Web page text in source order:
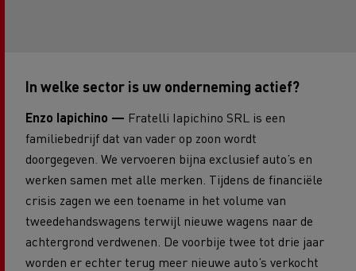
In welke sector is uw onderneming actief?
Enzo Iapichino — Fratelli Iapichino SRL is een
familiebedrijf dat van vader op zoon wordt
doorgegeven. We vervoeren bijna exclusief auto’s en
werken samen met alle merken. Tijdens de financiële
crisis zagen we een toename in het volume van
tweedehandswagens terwijl nieuwe wagens naar de
achtergrond verdwenen. De voorbije twee tot drie jaar
worden er echter terug meer nieuwe auto’s verkocht